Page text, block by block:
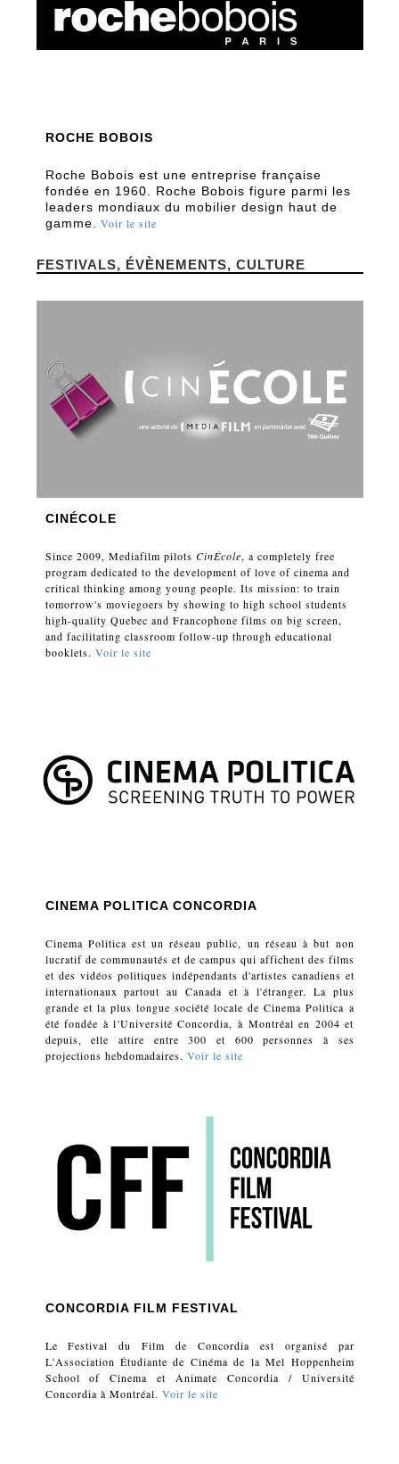
ROCHE BOBOIS
Roche Bobois est une entreprise française
fondée en 1960. Roche Bobois figure parmi les
leaders mondiaux du mobilier design haut de
gamme. Voir le site
FESTIVALS, ÉVÈNEMENTS, CULTURE
CINÉCOLE
Since 2009, Mediafilm pilots CinÉcole, a completely free
program dedicated to the development of love of cinema and
critical thinking among young people. Its mission: to train
tomorrow's moviegoers by showing to high school students
high-quality Quebec and Francophone films on big screen,
and facilitating classroom follow-up through educational
booklets. Voir le site
CINEMA POLITICA CONCORDIA
Cinema Politica est un réseau public, un réseau à but non
lucratif de communautés et de campus qui affichent des films
et des vidéos politiques indépendants d'artistes canadiens et
internationaux partout au Canada et à l'étranger. La plus
grande et la plus longue société locale de Cinema Politica a
été fondée à l'Université Concordia, à Montréal en 2004 et
depuis, elle attire entre 300 et 600 personnes à ses
projections hebdomadaires. Voir le site
CONCORDIA FILM FESTIVAL
Le Festival du Film de Concordia est organisé par
L'Association Étudiante de Cinéma de la Mel Hoppenheim
School of Cinema et Animate Concordia / Université
Concordia à Montréal. Voir le site